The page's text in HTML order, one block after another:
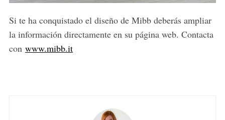
Si te ha conquistado el diseño de Mibb deberás ampliar
la información directamente en su página web. Contacta
con www.mibb.it